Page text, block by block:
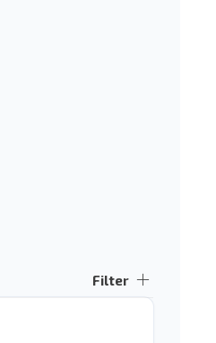
Filter